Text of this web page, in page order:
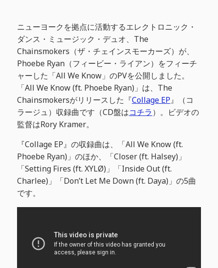
ニューヨークを拠点に活動するエレクトロニック・
ダンス・ミュージック・デュオ、The
Chainsmokers（ザ・チェインスモーカーズ）が、
Phoebe Ryan（フィービー・ライアン）をフィーチ
ャーした「All We Know」のPVを公開しました。
「All We Know (ft. Phoebe Ryan)」は、The
Chainsmokersがリリースした『Collage EP』（コ
ラージュ）収録曲です（CD盤はコチラ）。ビデオの
監督はRory Kramer。
『Collage EP』の収録曲は、「All We Know (ft.
Phoebe Ryan)」のほか、「Closer (ft. Halsey)」
「Setting Fires (ft. XYLØ)」「Inside Out (ft.
Charlee)」「Don’t Let Me Down (ft. Daya)」の5曲
です。